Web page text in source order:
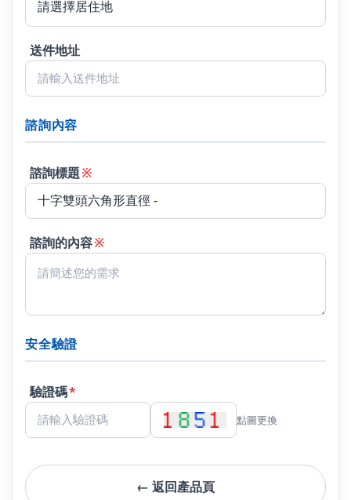
送件地址
諮詢內容
諮詢標題※
諮詢的內容※
安全驗證
驗證碼*
點圖更換
← 返回產品頁